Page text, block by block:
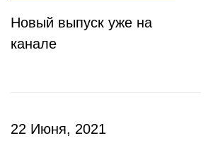
Новый выпуск уже на
канале
22 Июня, 2021